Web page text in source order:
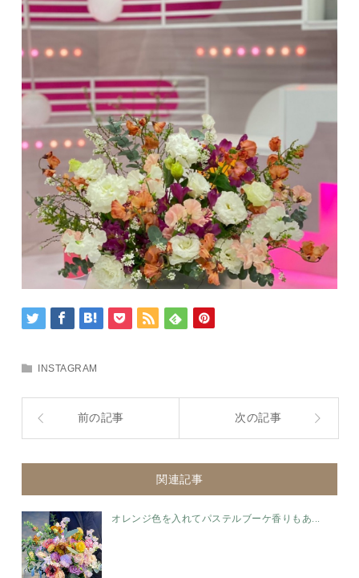
INSTAGRAM
前の記事 次の記事
関連記事
オレンジ色を入れてパステルブーケ香りもあ...